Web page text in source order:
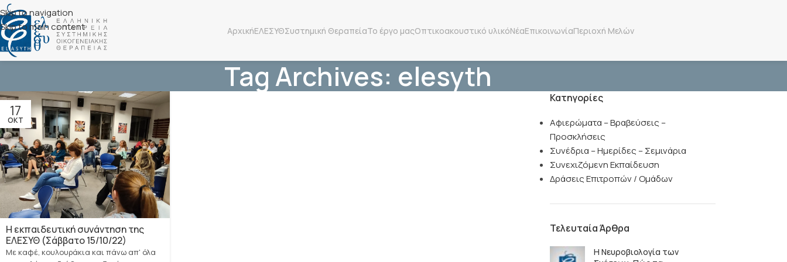
Skip to navigation
Skip to main content
ΑρχικήΕΛΕΣΥΘΣυστημική ΘεραπείαΤο έργο μαςΟπτικοακουστικό υλικόΝέαΕπικοινωνίαΠεριοχή Μελών
Tag Archives: elesyth
17
ΟΚΤ
H εκπαιδευτική συνάντηση της
ΕΛΕΣΥΘ (Σάββατο 15/10/22)
Με καφέ, κουλουράκια και πάνω απ' όλα
Κατηγορίες
Αφιερώματα – Βραβεύσεις –
Προσκλήσεις
Συνέδρια – Ημερίδες – Σεμινάρια
Συνεχιζόμενη Εκπαίδευση
Δράσεις Επιτροπών / Ομάδων
Τελευταία Άρθρα
Η Νευροβιολογία των